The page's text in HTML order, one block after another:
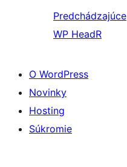
Predchádzajúce
WP HeadR
O WordPress
Novinky
Hosting
Súkromie